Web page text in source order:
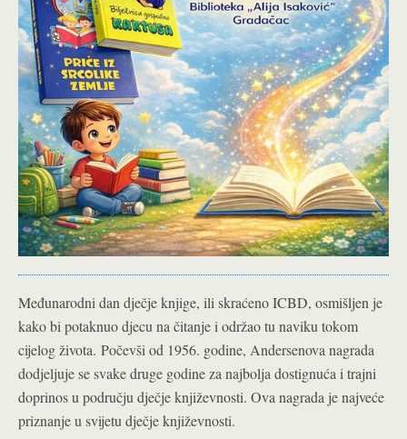
Međunarodni dan dječje knjige, ili skraćeno ICBD, osmišljen je
kako bi potaknuo djecu na čitanje i održao tu naviku tokom
cijelog života. Počevši od 1956. godine, Andersenova nagrada
dodjeljuje se svake druge godine za najbolja dostignuća i trajni
doprinos u području dječje književnosti. Ova nagrada je najveće
priznanje u svijetu dječje književnosti.